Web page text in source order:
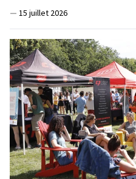
— 15 juillet 2026